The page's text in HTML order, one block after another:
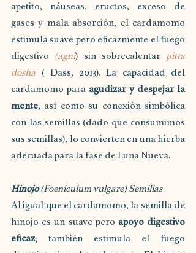
apetito, náuseas, eructos, exceso de
gases y mala absorción, el cardamomo
estimula suave pero eficazmente el fuego
digestivo (agni) sin sobrecalentar pitta
dosha ( Dass, 2013). La capacidad del
cardamomo para agudizar y despejar la
mente, así como su conexión simbólica
con las semillas (dado que consumimos
sus semillas), lo convierten en una hierba
adecuada para la fase de Luna Nueva.
Hinojo (Foeniculum vulgare) Semillas
Al igual que el cardamomo, la semilla de
hinojo es un suave pero apoyo digestivo
eficaz; también estimula el fuego